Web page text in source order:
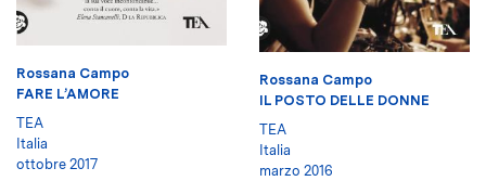
Rossana Campo
FARE L’AMORE
TEA
Italia
ottobre 2017
Rossana Campo
IL POSTO DELLE DONNE
TEA
Italia
marzo 2016